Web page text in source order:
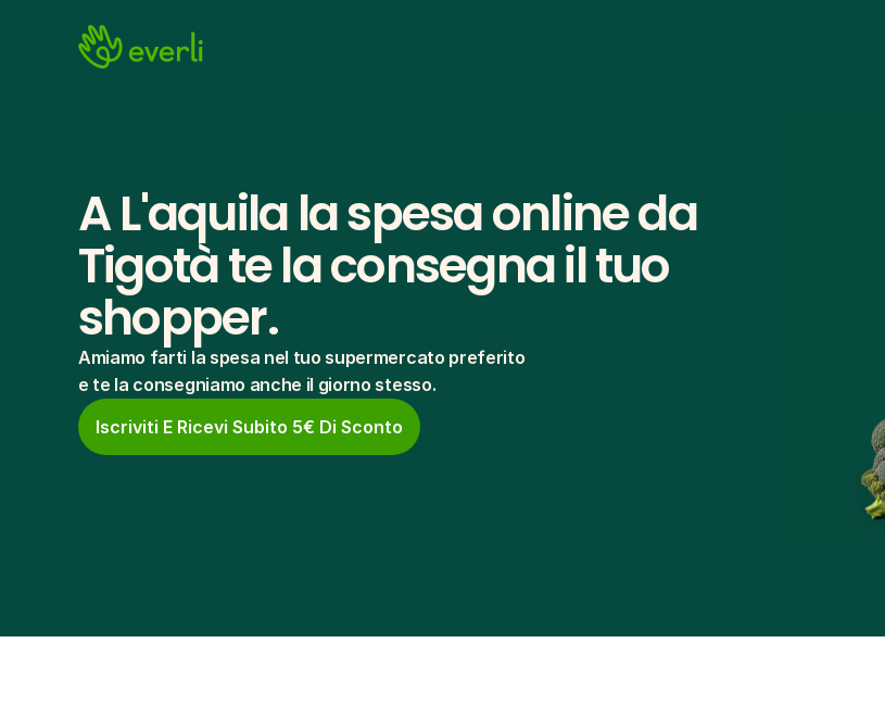
A L'aquila la spesa online da
Tigotà te la consegna il tuo
shopper.
Amiamo farti la spesa nel tuo supermercato preferito
e te la consegniamo anche il giorno stesso.
Iscriviti E Ricevi Subito 5€ Di Sconto